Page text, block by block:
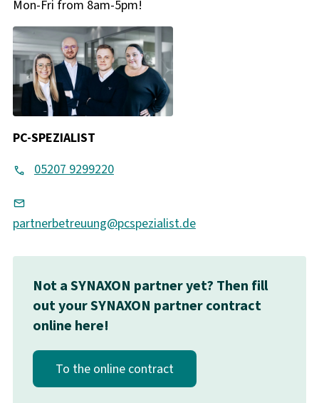
Mon-Fri from 8am-5pm!
PC-SPEZIALIST
05207 9299220
partnerbetreuung@pcspezialist.de
Not a SYNAXON partner yet? Then fill
out your SYNAXON partner contract
online here!
To the online contract